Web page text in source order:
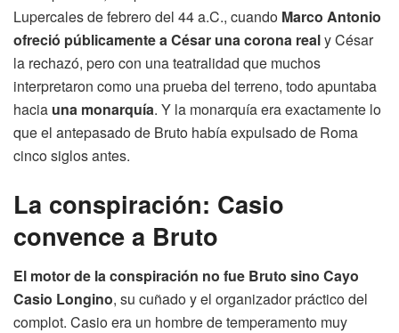
Lupercales de febrero del 44 a.C., cuando Marco Antonio
ofreció públicamente a César una corona realy César
la rechazó, pero con una teatralidad que muchos
interpretaron como una prueba del terreno, todo apuntaba
hacia una monarquía. Y la monarquía era exactamente lo
que el antepasado de Bruto había expulsado de Roma
cinco siglos antes.
La conspiración: Casio
convence a Bruto
El motor de la conspiración no fue Bruto sino Cayo
Casio Longino, su cuñado y el organizador práctico del
complot. Casio era un hombre de temperamento muy